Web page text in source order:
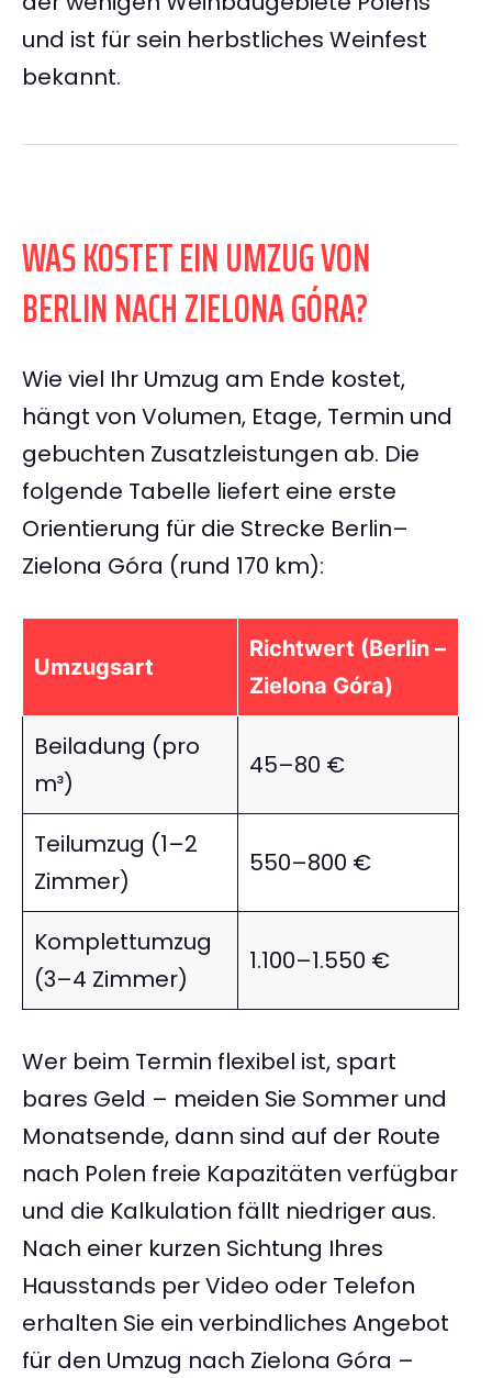
und ist für sein herbstliches Weinfest
bekannt.
WAS KOSTET EIN UMZUG VON
BERLIN NACH ZIELONA GÓRA?
Wie viel Ihr Umzug am Ende kostet,
hängt von Volumen, Etage, Termin und
gebuchten Zusatzleistungen ab. Die
folgende Tabelle liefert eine erste
Orientierung für die Strecke Berlin–
Zielona Góra (rund 170 km):
Umzugsart
Richtwert (Berlin –
Zielona Góra)
Beiladung (pro
m³)
45–80 €
Teilumzug (1–2
Zimmer)
550–800 €
Komplettumzug
(3–4 Zimmer)
1.100–1.550 €
Wer beim Termin flexibel ist, spart
bares Geld – meiden Sie Sommer und
Monatsende, dann sind auf der Route
nach Polen freie Kapazitäten verfügbar
und die Kalkulation fällt niedriger aus.
Nach einer kurzen Sichtung Ihres
Hausstands per Video oder Telefon
erhalten Sie ein verbindliches Angebot
für den Umzug nach Zielona Góra –